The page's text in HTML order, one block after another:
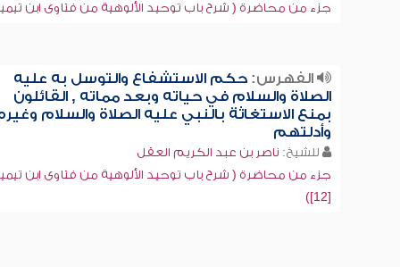
جزء من محاضرة ( شرح باب توحيد الألوهية من فتاوى ابن تيمية
الفهرس:حكم الاستشفاع والتوسل به عليه
الصلاة والسلام في حياته وبعد مماته , القائلون
بمنع الاستغاثة بالنبي عليه الصلاة والسلام
وأدلتهم
للشيخ: ناصر بن عبد الكريم العقل
جزء من محاضرة ( شرح باب توحيد الألوهية من فتاوى ابن
[12])